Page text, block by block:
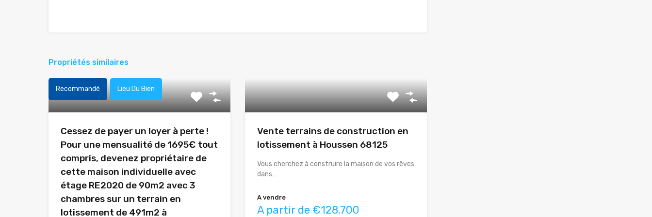
Propriétés similaires
Recommandé Lieu Du Bien
Cessez de payer un loyer à perte !
Pour une mensualité de 1695€ tout
compris, devenez propriétaire de
cette maison individuelle avec
étage RE2020 de 90m2 avec 3
chambres sur un terrain en
lotissement de 491m2 à
Vente terrains de construction en
lotissement à Houssen 68125
Vous cherchez à construire la maison de vos rêves
dans…
A vendre
A partir de €128.700